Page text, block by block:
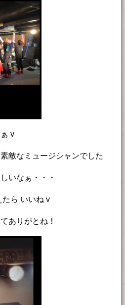
v
敵なミュージシャンでした
いなぁ・・・
たら いいね v
ありがとね！